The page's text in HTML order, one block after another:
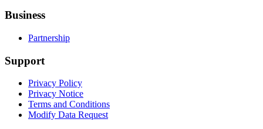
Business
Partnership
Support
Privacy Policy
Privacy Notice
Terms and Conditions
Modify Data Request